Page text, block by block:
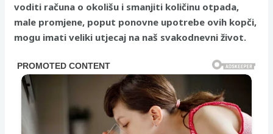
voditi računa o okolišu i smanjiti količinu otpada,
male promjene, poput ponovne upotrebe ovih kopči,
mogu imati veliki utjecaj na naš svakodnevni život.